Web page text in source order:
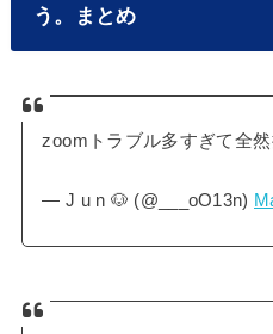
う。まとめ
zoomトラブル多すぎて全
— J u n 🐶 (@___oO13n)